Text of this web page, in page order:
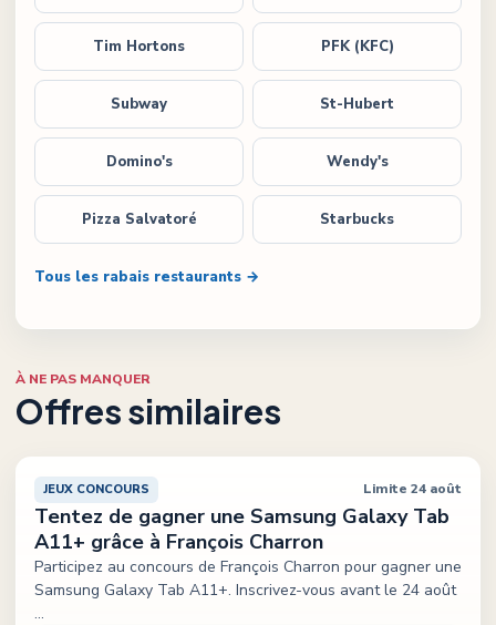
Tim Hortons PFK (KFC)
Subway St-Hubert
Domino's Wendy's
Pizza Salvatoré Starbucks
Tous les rabais restaurants →
À NE PAS MANQUER
Offres similaires
JEUX CONCOURS Limite 24 août
Tentez de gagner une Samsung Galaxy Tab
A11+ grâce à François Charron
Participez au concours de François Charron pour gagner une
Samsung Galaxy Tab A11+. Inscrivez-vous avant le 24 août
...